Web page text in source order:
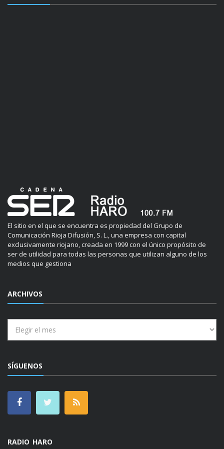
El sitio en el que se encuentra es propiedad del Grupo de
Comunicación Rioja Difusión, S. L., una empresa con capital
exclusivamente riojano, creada en 1999 con el único propósito de
ser de utilidad para todas las personas que utilizan alguno de los
medios que gestiona
ARCHIVOS
SÍGUENOS
RADIO HARO